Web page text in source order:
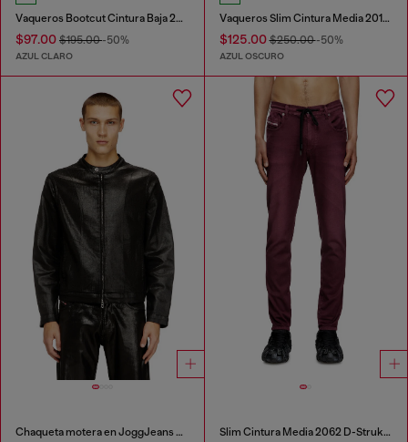
Vaqueros Bootcut Cintura Baja 2007 Zatiny
$97.00 $195.00-50%
AZUL CLARO
Vaqueros Slim Cintura Media 2019 D-Strukt
$125.00$250.00-50%
AZUL OSCURO
Chaqueta motera en JoggJeans con revestimiento brillante Slim Cintura Media 2062 D-Strukt Joggjeans®